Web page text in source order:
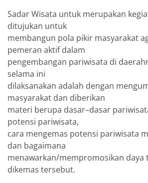
Sadar Wisata untuk merupakan
ditujukan untuk
membangun pola pikir masyarakat
pemeran aktif dalam
pengembangan pariwisata di
selama ini
dilaksanakan adalah dengan
masyarakat dan diberikan
materi berupa dasar–dasar
potensi pariwisata,
cara mengemas potensi pariwisata
dan bagaimana
menawarkan/mempromosikan daya
dikemas tersebut.